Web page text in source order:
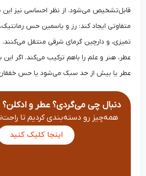
قابل‌تشخیص می‌شود. از نظر احساسی نیز این بخش
متفاوتی ایجاد کند: رز و یاسمین حس رمانتیک،
تمیزی، و دارچین گرمای شرقی منتقل می‌کنند.
عطر، هنر و علم را باهم ترکیب می‌کند. اگر این
عطر یا بیش از حد سبک می‌شود یا حس خفقان
دنبال چی می‌گردی؟ عطر و ادکلن؟
همه‌چیز رو دسته‌بندی کردیم تا راحت‌تر
اینجا کلیک کنید